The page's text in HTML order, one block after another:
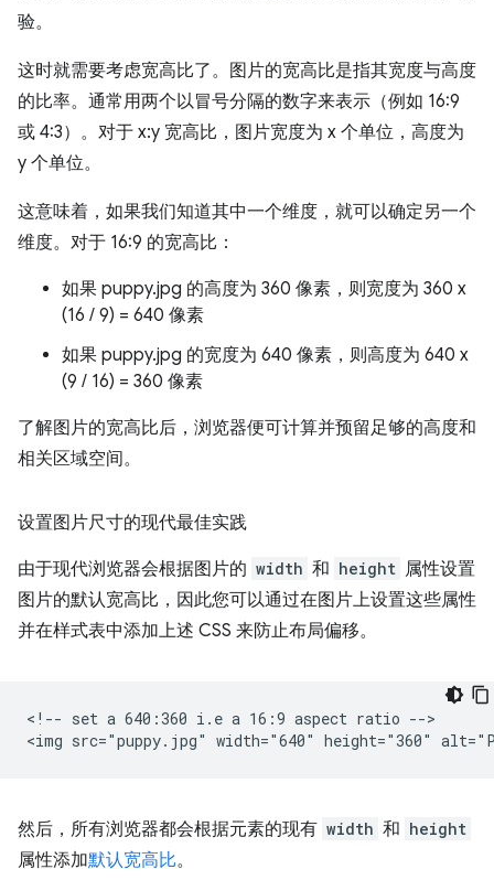
验。
这时就需要考虑宽高比了。图片的宽高比是指其宽度与高度
的比率。通常用两个以冒号分隔的数字来表示（例如 16:9
或 4:3）。对于 x:y 宽高比，图片宽度为 x 个单位，高度为
y 个单位。
这意味着，如果我们知道其中一个维度，就可以确定另一个
维度。对于 16:9 的宽高比：
如果 puppy.jpg 的高度为 360 像素，则宽度为 360 x
(16 / 9) = 640 像素
如果 puppy.jpg 的宽度为 640 像素，则高度为 640 x
(9 / 16) = 360 像素
了解图片的宽高比后，浏览器便可计算并预留足够的高度和
相关区域空间。
设置图片尺寸的现代最佳实践
由于现代浏览器会根据图片的 width 和 height 属性设置
图片的默认宽高比，因此您可以通过在图片上设置这些属性
并在样式表中添加上述 CSS 来防止布局偏移。
<!-- set a 640:360 i.e a 16:9 aspect ratio -->
然后，所有浏览器都会根据元素的现有 width 和 height
属性添加默认宽高比。